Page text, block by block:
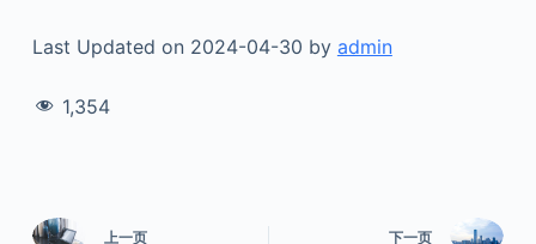
Last Updated on 2024-04-30 by admin
1,354
上一页 下一页